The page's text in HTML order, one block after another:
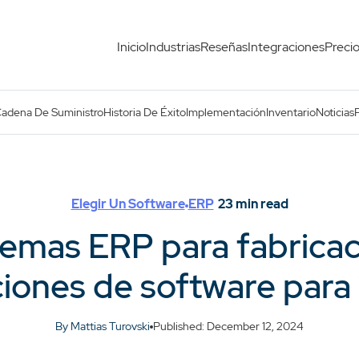
InicioIndustriasReseñasIntegraciones
De SuministroHistoria De ÉxitoImplementaciónInventarioNoticias
mejores soluciones de software para 2025
Elegir Un SoftwareERP 23min read
ERP para
de software
By Mattias Turovski Published: December 12, 2024